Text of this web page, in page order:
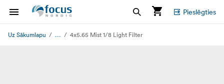
Pieslēgties
Uz Sākumlapu ... 4x5.65 Mist 1/8 Light Filter